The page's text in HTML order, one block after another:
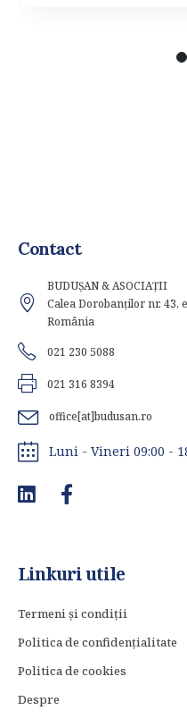
Contact
BUDUȘAN & ASOCIAȚII
Calea Dorobanților nr. 43,
România
021 230 5088
021 316 8394
office[at]budusan.ro
Luni - Vineri 09:00 -
Linkuri utile
Termeni și condiții
Politica de confidențialitate
Politica de cookies
Despre